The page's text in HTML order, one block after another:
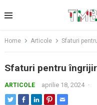
to
Home Articole Sfaturi
Sfaturi pentru
ARTICOLE aprilie 18, 2024 ·